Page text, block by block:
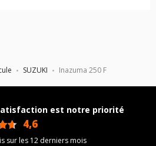
SUZUKI Inazuma 250 F
est notre priorité
4,6
sur les 12 derniers mois